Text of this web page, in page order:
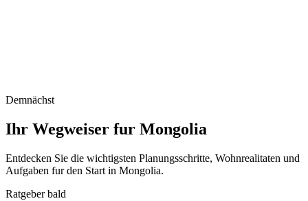
Demnächst
Ihr Wegweiser fur Mongolia
Entdecken Sie die wichtigsten Planungsschritte, Wohnrealitaten und
Aufgaben fur den Start in Mongolia.
Ratgeber bald